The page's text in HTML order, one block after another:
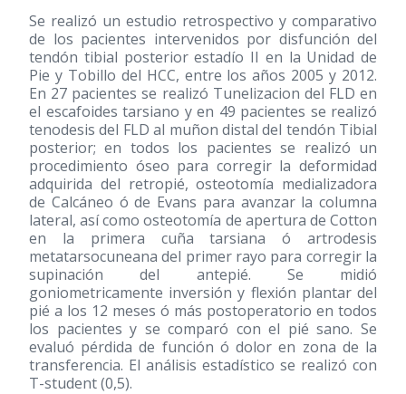
Se realizó un estudio retrospectivo y comparativo
de los pacientes intervenidos por disfunción del
tendón tibial posterior estadío II en la Unidad de
Pie y Tobillo del HCC, entre los años 2005 y 2012.
En 27 pacientes se realizó Tunelizacion del FLD en
el escafoides tarsiano y en 49 pacientes se realizó
tenodesis del FLD al muñon distal del tendón Tibial
posterior; en todos los pacientes se realizó un
procedimiento óseo para corregir la deformidad
adquirida del retropié, osteotomía medializadora
de Calcáneo ó de Evans para avanzar la columna
lateral, así como osteotomía de apertura de Cotton
en la primera cuña tarsiana ó artrodesis
metatarsocuneana del primer rayo para corregir la
supinación del antepié. Se midió
goniometricamente inversión y flexión plantar del
pié a los 12 meses ó más postoperatorio en todos
los pacientes y se comparó con el pié sano. Se
evaluó pérdida de función ó dolor en zona de la
transferencia. El análisis estadístico se realizó con
T-student (0,5).